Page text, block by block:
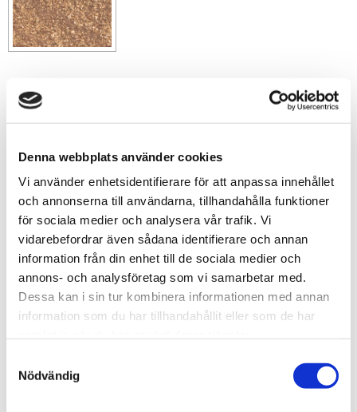
Denna webbplats använder cookies
Vi använder enhetsidentifierare för att anpassa innehållet
och annonserna till användarna, tillhandahålla funktioner
för sociala medier och analysera vår trafik. Vi
vidarebefordrar även sådana identifierare och annan
information från din enhet till de sociala medier och
annons- och analysföretag som vi samarbetar med.
Dessa kan i sin tur kombinera informationen med annan
information som du har tillhandahållit eller som de har
Nödvändig
49sek
Lägg till i favoriter
Lagerstatus
Artikelnr
VAL-26319
Tillv. artikelnr
Vallejo Diorama FX: Warm Orange 0,1–0,6 mm, 35 ml
är en realistisk sandtextur i en varm orange nyans,